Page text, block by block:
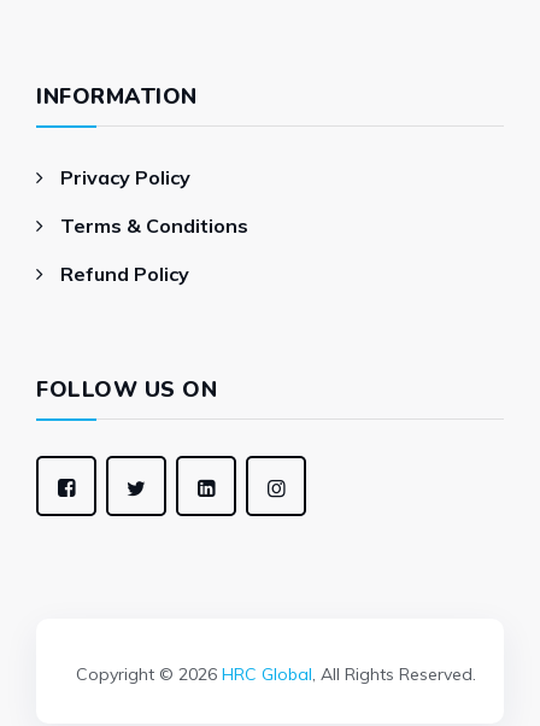
INFORMATION
Privacy Policy
Terms & Conditions
Refund Policy
FOLLOW US ON
Copyright © 2026 HRC Global, All Rights Reserved.